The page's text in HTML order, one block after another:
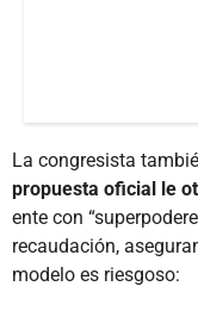
La congresista
propuesta oficial le
ente con
recaudación,
modelo es riesgoso: